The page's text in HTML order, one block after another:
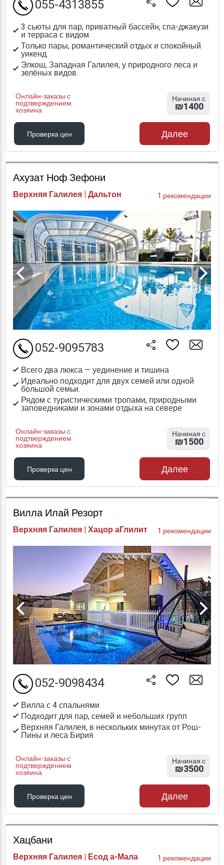
3 сьюты для пар, приватный бассейн, спа-джакузи
и терраса с видом.
Только пары, романтический отдых и спокойный
уикенд.
Элкош, Западная Галилея, у природного леса и
зелёных видов.
Онлайн-заказы с
подтверждением
хозяина
055-4313855
Начиная с
₪1400
Проверка цен
Проверка цен
Далее
Ахузат Ноф Зефони
Верхняя Галилея | Дальтон 1 рекомендации
Всего два люкса — уединение и тишина
Идеально подходит для двух семей или одной
большой семьи.
Рядом с туристическими тропами, природными
заповедниками и зонами отдыха на севере
Онлайн-заказы с
подтверждением
хозяина
052-9095783
Начиная с
₪1500
Проверка цен
Проверка цен
Далее
Вилла Илай Резорт
Верхняя Галилея | Хацор аГлилит 1 рекомендации
Вилла с 4 спальнями
Подходит для пар, семей и небольших групп
Верхняя Галилея, в нескольких минутах от Рош-
Пины и леса Бирия
Онлайн-заказы с
подтверждением
хозяина
052-9098434
Начиная с
₪3500
Проверка цен
Проверка цен
Далее
Хацбани
Верхняя Галилея | Есод а-Мала 1 рекомендации